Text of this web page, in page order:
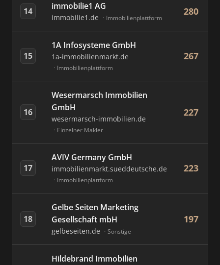
14 immobilie1 AG
immobilie1.de Immobilienplattform
280
15
1A Infosysteme GmbH
1a-immobilienmarkt.de
Immobilienplattform
267
16
Wesermarsch Immobilien
GmbH
wesermarsch-immobilien.de
Einzelner Makler
227
17
AVIV Germany GmbH
immobilienmarkt.sueddeutsche.de
Immobilienplattform
223
18
Gelbe Seiten Marketing
Gesellschaft mbH
gelbeseiten.de Sonstige
197
Hildebrand Immobilien